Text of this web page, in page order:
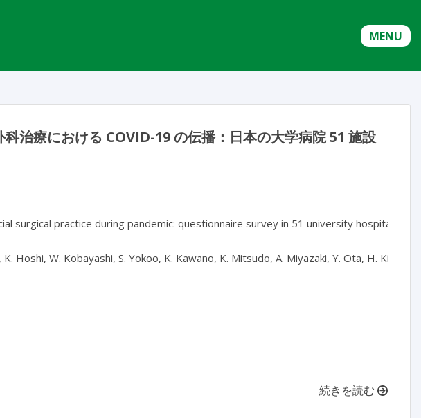
MENU
治療における COVID-19 の伝播：日本の大学病院 51 施設
surgical practice during pandemic: questionnaire survey in 51 university hospitals in
Hoshi, W. Kobayashi, S. Yokoo, K. Kawano, K. Mitsudo, A. Miyazaki, Y. Ota, H.
続きを読む